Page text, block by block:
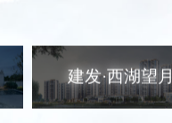
建发·西湖望月